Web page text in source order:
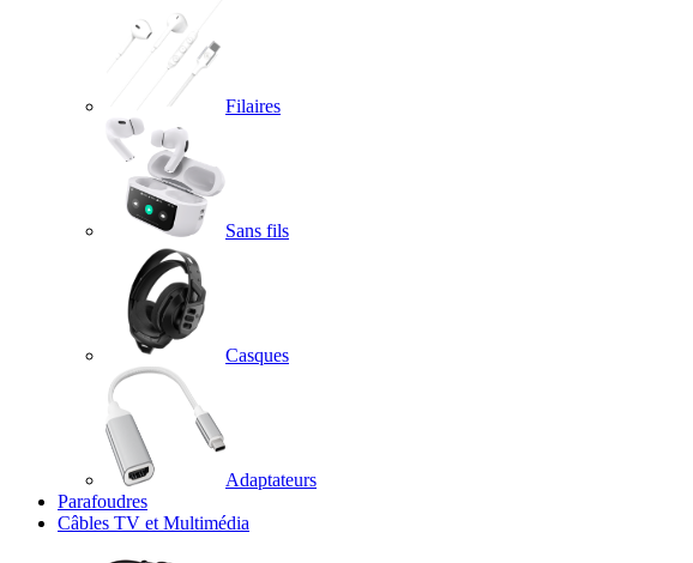
Filaires
Sans fils
Casques
Adaptateurs
Parafoudres
Câbles TV et Multimédia